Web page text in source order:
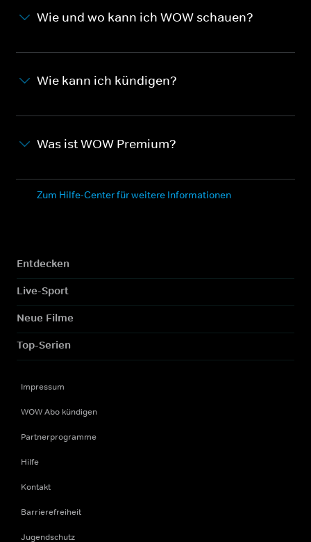
Wie und wo kann ich WOW schauen?
Wie kann ich kündigen?
Was ist WOW Premium?
Zum Hilfe-Center für weitere Informationen
Entdecken
Live-Sport
Neue Filme
Top-Serien
Impressum
WOW Abo kündigen
Partnerprogramme
Hilfe
Kontakt
Barrierefreiheit
Jugendschutz